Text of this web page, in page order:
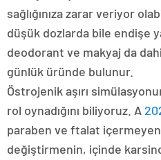
sağlığınıza zarar veriyor
düşük dozlarda bile endişe
deodorant ve makyaj da
günlük üründe bulunur.
Östrojenik aşırı
rol oynadığını biliyoruz. A
paraben ve ftalat
değiştirmenin, içinde